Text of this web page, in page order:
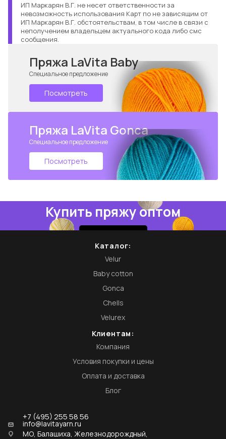
ИП Маркарян В.Г. не несет ответственности за
невозможность использования Карт по не зависящим от
ИП Маркарян В.Г. обстоятельствам, в том числе в связи с
неполучением владельцем актуального кода либо смс
сообщения.
Пряжа LaVita Baby
Специальное предложение
Посмотреть
Пряжа LaVita Gonca
Специальное предложение
Посмотреть
Купить пряжу оптом
Каталог:
Velur
Baby cotton
Gonca
Chells
Velurex
Клиентам:
Компания
Условия покупки и цены
Оплата и доставка
Блог
+7 (495) 255 58 56
info@lavitayarn.ru
МО, Балашиха, Железнодорождный,